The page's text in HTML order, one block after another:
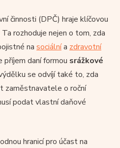
činnosti (DPČ) hraje klíčovou
Ta rozhoduje nejen o tom, zda
na sociálnía zdravotní
příjem daní formou srážkové
se odvíjí také to, zda
zaměstnavatele o roční
podat vlastní daňové
hranicí pro účast na